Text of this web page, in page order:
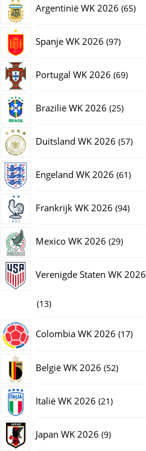
Argentinië WK 2026 6565
Spanje WK 2026 9797
Portugal WK 2026 6969
Brazilië WK 2026 2525
Duitsland WK 2026 5757
Engeland WK 2026 6161
Frankrijk WK 2026 9494
Mexico WK 2026 2929
Verenigde Staten WK 2026
1313
producten
Colombia WK 2026 1717
België WK 2026 5252
Italië WK 2026 2121
Japan WK 2026 99